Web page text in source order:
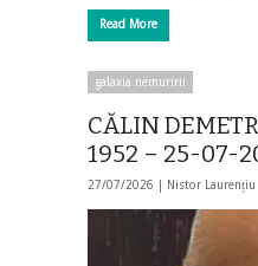
Read More
galaxia nemuririi
CĂLIN
1952 – 25-07-
27/07/2026 | Nistor Laurențiu